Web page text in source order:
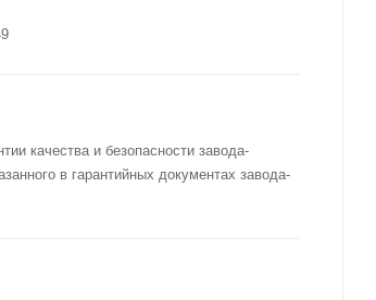
качества и безопасности завода-
в гарантийных документах завода-